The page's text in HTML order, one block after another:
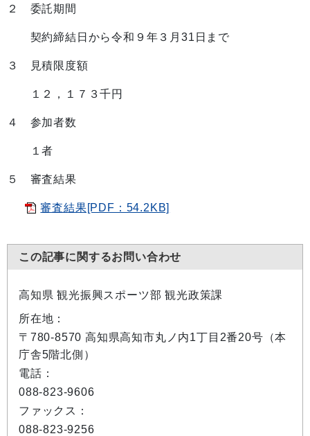
２ 委託期間
契約締結日から令和９年３月31日まで
３ 見積限度額
１２，１７３千円
４ 参加者数
１者
５ 審査結果
審査結果[PDF：54.2KB]
この記事に関するお問い合わせ
高知県 観光振興スポーツ部 観光政策課
所在地：
〒780-8570 高知県高知市丸ノ内1丁目2番20号（本
庁舎5階北側）
電話：
088-823-9606
ファックス：
088-823-9256